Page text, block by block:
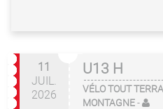
11
JUIL.
2026
U13 H
VÉLO TOUT
MONTAGNE-